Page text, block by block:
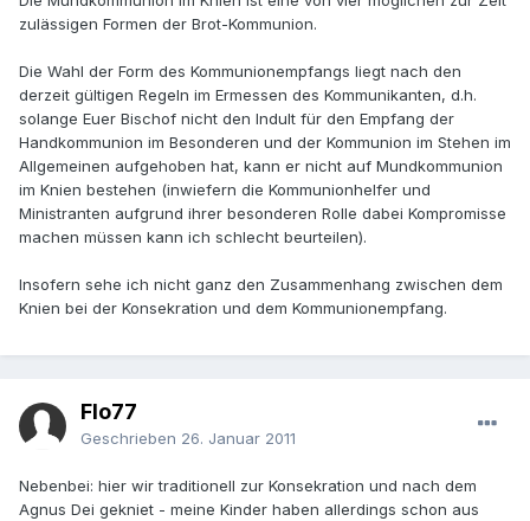
zulässigen Formen der Brot-Kommunion.
Die Wahl der Form des Kommunionempfangs liegt nach den
derzeit gültigen Regeln im Ermessen des Kommunikanten, d.h.
solange Euer Bischof nicht den Indult für den Empfang der
Handkommunion im Besonderen und der Kommunion im Stehen im
Allgemeinen aufgehoben hat, kann er nicht auf Mundkommunion
im Knien bestehen (inwiefern die Kommunionhelfer und
Ministranten aufgrund ihrer besonderen Rolle dabei Kompromisse
machen müssen kann ich schlecht beurteilen).
Insofern sehe ich nicht ganz den Zusammenhang zwischen dem
Knien bei der Konsekration und dem Kommunionempfang.
Flo77
Geschrieben 26. Januar 2011
Nebenbei: hier wir traditionell zur Konsekration und nach dem
Agnus Dei gekniet - meine Kinder haben allerdings schon aus